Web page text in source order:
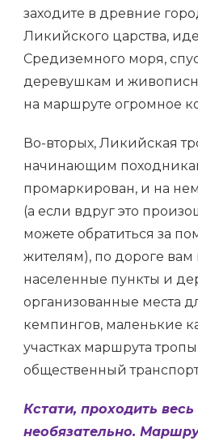
заходите в древние
Ликийского царства,
Средиземного моря,
деревушкам и
на маршруте огромное
Во-вторых, Ликийская
начинающим
промаркирован, и на
(а если вдруг это
можете обратиться за
жителям), по дороге вам
населенные пункты и
организованные места
кемпингов, маленькие
участках маршрута
общественный
Кстати, проходить
необязательно.